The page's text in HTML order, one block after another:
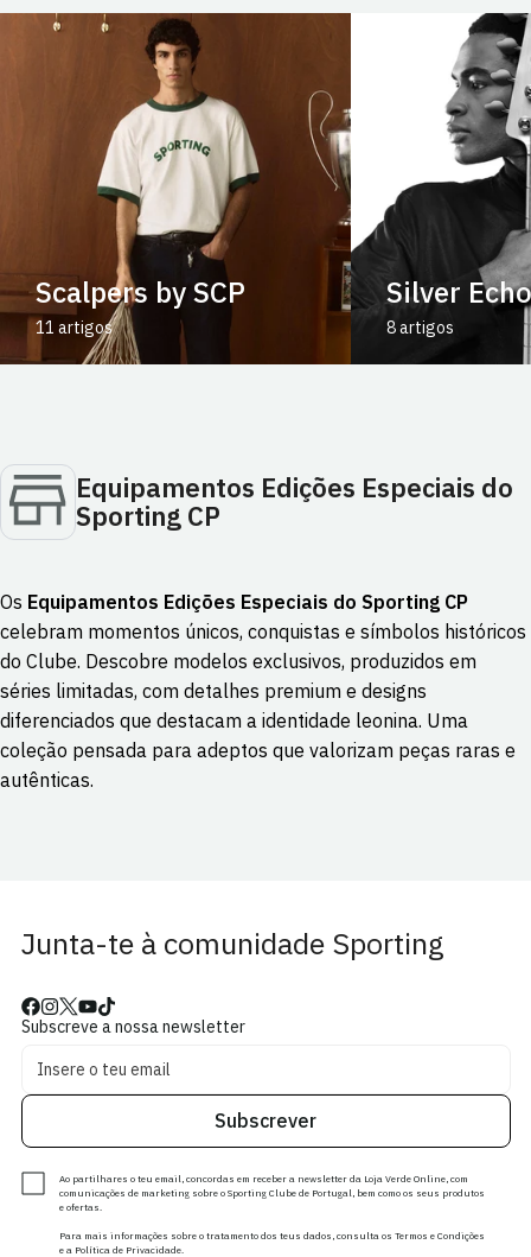
Scalpers by SCP
11 artigos
Silver Echo
8 artigos
Equipamentos Edições Especiais do
Sporting CP
Os Equipamentos Edições Especiais do Sporting CP
celebram momentos únicos, conquistas e símbolos históricos
do Clube. Descobre modelos exclusivos, produzidos em
séries limitadas, com detalhes premium e designs
diferenciados que destacam a identidade leonina. Uma
coleção pensada para adeptos que valorizam peças raras e
autênticas.
Junta-te à comunidade Sporting
Subscreve a nossa newsletter
Subscrever
Ao partilhares o teu email, concordas em receber a newsletter da Loja Verde Online, com
comunicações de marketing sobre o Sporting Clube de Portugal, bem como os seus produtos
e ofertas.
Para mais informações sobre o tratamento dos teus dados, consulta os Termos e Condições
e a Política de Privacidade.